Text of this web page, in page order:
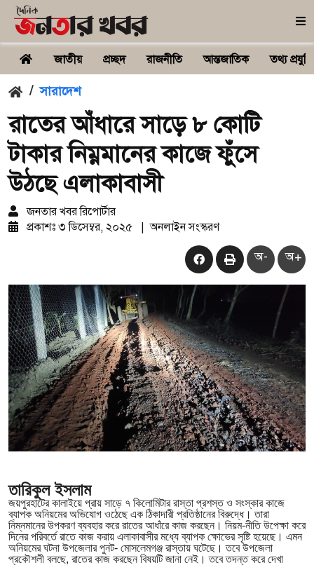
জাতীয় প্রচ্ছদ রাজনীতি আন্তজাতিক তথ্য প্রযুক্তি
/ সারাদেশ
রাতের আঁধারে সাড়ে ৮ কোটি
টাকার নিম্নমানের কাজে ফুঁসে
উঠছে এলাকাবাসী
জনতার খবর রিপোর্টার
প্রকাশঃ ৩ ডিসেম্বর, ২০২৫ অনলাইন সংস্করণ
অ- অ+
তারিকুল ইসলাম
জয়পুরহাটের কালাইয়ে প্রায় সাড়ে ৭ কিলোমিটার রাস্তা প্রশস্ত ও সংস্কার কাজে
ব্যাপক অনিয়মের অভিযোগ ওঠেছে এক ঠিকাদারী প্রতিষ্ঠানের বিরুদ্ধে। তারা
নিম্নমানের উপকরণ ব্যবহার করে রাতের আধাঁরে কাজ করছেন। নিয়ম-নীতি উপেক্ষা করে
দিনের পরিবর্তে রাতে কাজ করায় এলাকাবাসীর মধ্যে ব্যাপক ক্ষোভের সৃষ্টি হয়েছে। এমন
অনিয়মের ঘটনা উপজেলার পুনট- মোসলেমগঞ্জ রাস্তায় ঘটেছে। তবে উপজেলা
প্রকৌশলী বলছে, রাতের কাজ করছেন বিষয়টি জানা নেই। তবে তদন্ত করে দেখা